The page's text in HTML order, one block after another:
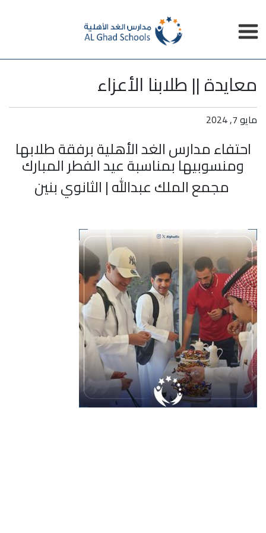
معايدة || طلابنا الأعزاء
مايو 7, 2024
احتفاء مدارس الغد الأهليةبرفقة طلابها
ومنسوبيها بمناسبة عيد الفطرالمبارك
مجمع الملك عبدالله | الثانوي بنين